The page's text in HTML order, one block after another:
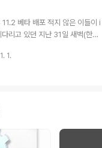
까지 영향을 미친… 그런 힘들었던
겁니다. 물론 저 또한 그 중 한명
경험이 있는 이라면, 아마 대부
에 할 수 있는 솔루션이 있다면 얼
가져 보셨을 겁니다. 이 대목에서
베타 배포 적지 않은 이들이 i
리고 있던 지난 31일 새벽(한국
보였습니다. 만약 무언가가 배포
꽤 좋은 퍼포먼스를 보인다는
슈가 되던 계산기 버그 등이 수정
, 저 또한 아이폰8 플러스에 해당
. 지난 버전 대비 어떤 차이가 있는
1.